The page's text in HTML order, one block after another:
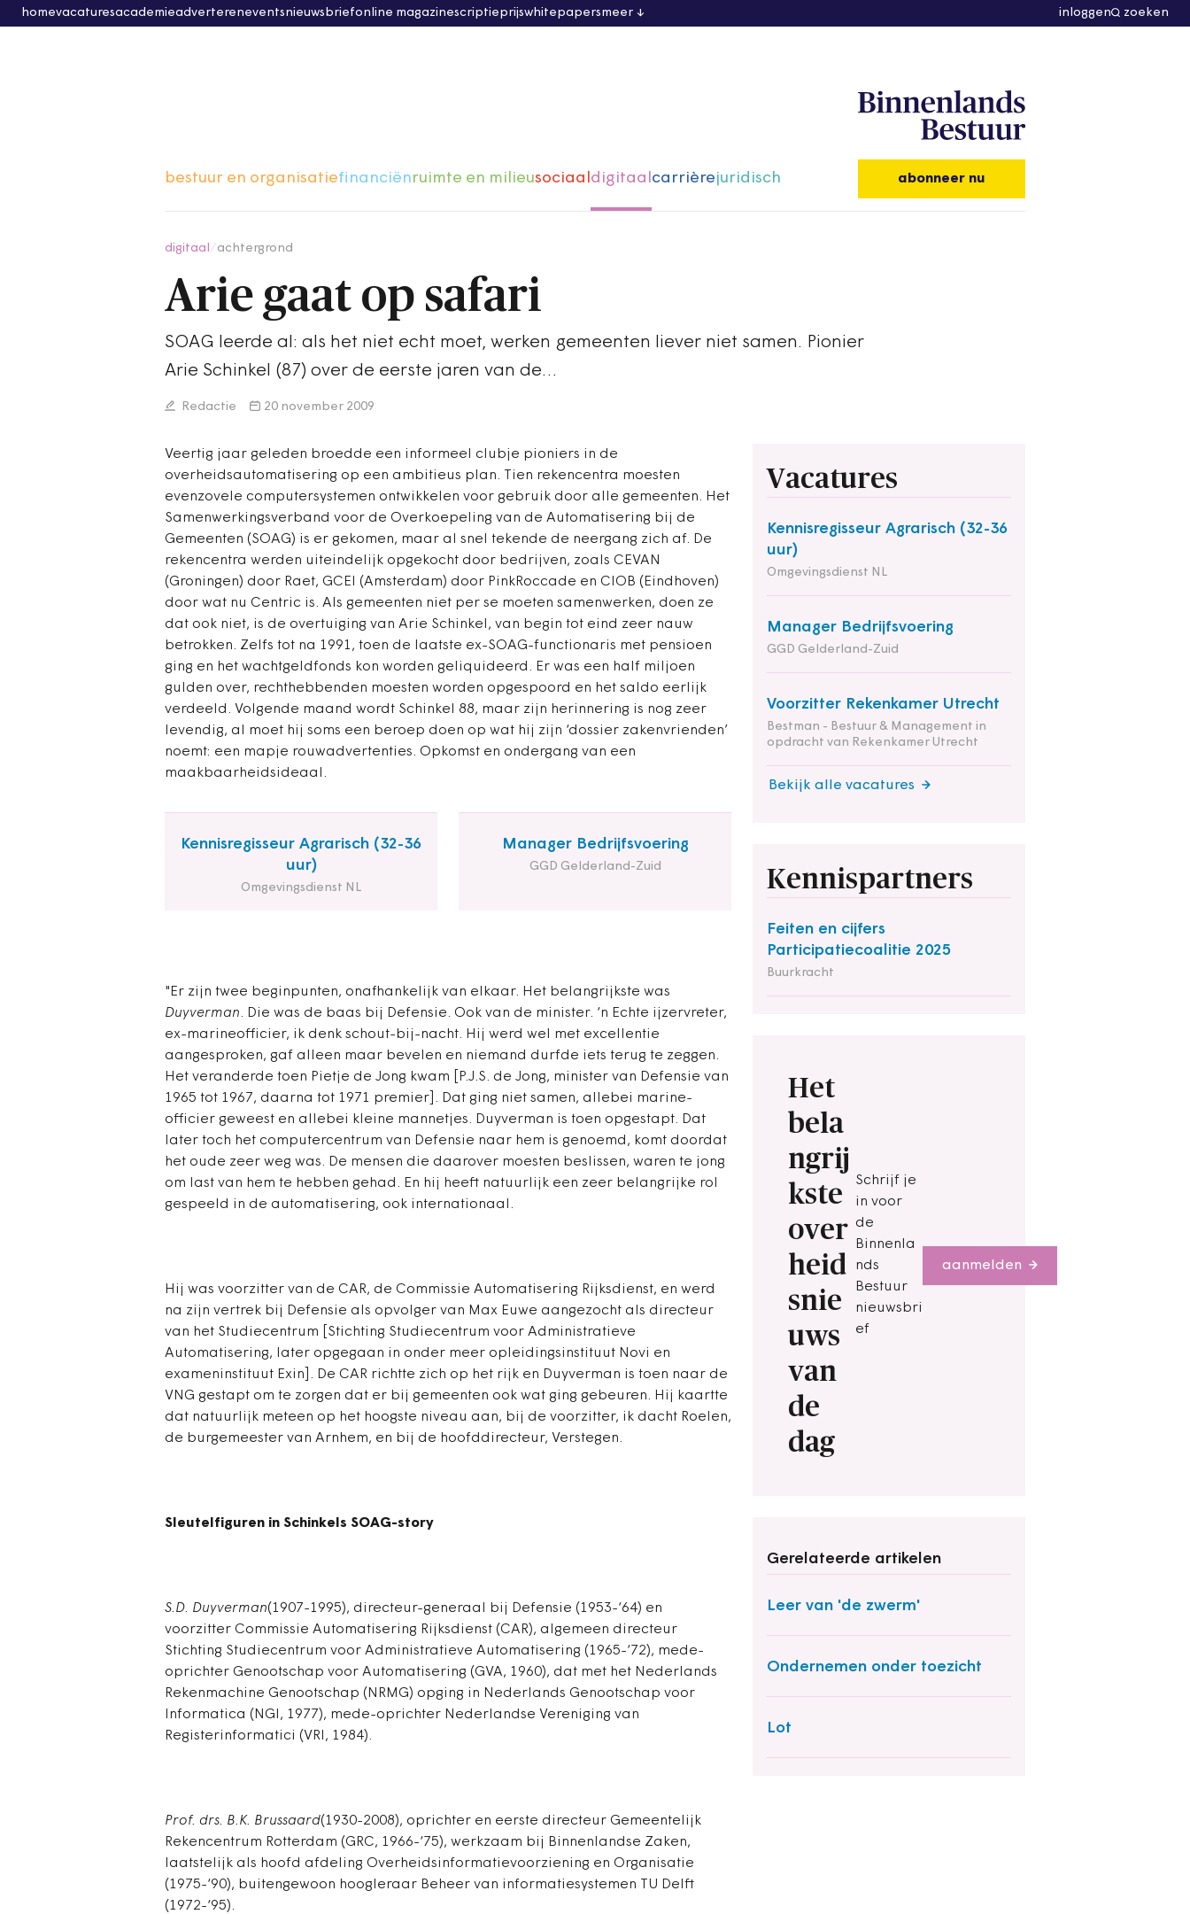
homevacaturesacademieadvertereneventsnieuwsbriefonline magazinescriptieprijswhitepapersmeer inloggen zoeken
bestuur en organisatiefinanciënruimte en milieusociaaldigitaalcarrièrejuridisch abonneer nu
digitaal achtergrond
Arie gaat op safari
SOAG leerde al: als het niet echt moet, werken gemeenten liever niet samen. Pionier
Arie Schinkel (87) over de eerste jaren van de…
Redactie 20 november 2009
Veertig jaar geleden broedde een informeel clubje pioniers in de
overheidsautomatisering op een ambitieus plan. Tien rekencentra moesten
evenzovele computersystemen ontwikkelen voor gebruik door alle gemeenten. Het
Samenwerkingsverband voor de Overkoepeling van de Automatisering bij de
Gemeenten (SOAG) is er gekomen, maar al snel tekende de neergang zich af. De
rekencentra werden uiteindelijk opgekocht door bedrijven, zoals CEVAN
(Groningen) door Raet, GCEI (Amsterdam) door PinkRoccade en CIOB (Eindhoven)
door wat nu Centric is. Als gemeenten niet per se moeten samenwerken, doen ze
dat ook niet, is de overtuiging van Arie Schinkel, van begin tot eind zeer nauw
betrokken. Zelfs tot na 1991, toen de laatste ex-SOAG-functionaris met pensioen
ging en het wachtgeldfonds kon worden geliquideerd. Er was een half miljoen
gulden over, rechthebbenden moesten worden opgespoord en het saldo eerlijk
verdeeld. Volgende maand wordt Schinkel 88, maar zijn herinnering is nog zeer
levendig, al moet hij soms een beroep doen op wat hij zijn ‘dossier zakenvrienden’
noemt: een mapje rouwadvertenties. Opkomst en ondergang van een
maakbaarheidsideaal.
Kennisregisseur Agrarisch (32-36
uur)
Omgevingsdienst NL
Manager Bedrijfsvoering
GGD Gelderland-Zuid
Vacatures
Kennisregisseur Agrarisch (32-36
uur)
Omgevingsdienst NL
Manager Bedrijfsvoering
GGD Gelderland-Zuid
Voorzitter Rekenkamer Utrecht
Bestman - Bestuur & Management in
opdracht van Rekenkamer Utrecht
Bekijk alle vacatures
Kennispartners
Feiten en cijfers
Participatiecoalitie 2025
Buurkracht
Het
bela
ngrij
kste
over
heid
snie
uws
van
de
dag
Schrijf je
in voor
de
Binnenla
nds
Bestuur
nieuwsbri
ef
aanmelden
Gerelateerde artikelen
Leer van 'de zwerm'
Ondernemen onder toezicht
Lot
"Er zijn twee beginpunten, onafhankelijk van elkaar. Het belangrijkste was
Duyverman. Die was de baas bij Defensie. Ook van de minister. ‘n Echte ijzervreter,
ex-marineofficier, ik denk schout-bij-nacht. Hij werd wel met excellentie
aangesproken, gaf alleen maar bevelen en niemand durfde iets terug te zeggen.
Het veranderde toen Pietje de Jong kwam [P.J.S. de Jong, minister van Defensie van
1965 tot 1967, daarna tot 1971 premier]. Dat ging niet samen, allebei marine-
officier geweest en allebei kleine mannetjes. Duyverman is toen opgestapt. Dat
later toch het computercentrum van Defensie naar hem is genoemd, komt doordat
het oude zeer weg was. De mensen die daarover moesten beslissen, waren te jong
om last van hem te hebben gehad. En hij heeft natuurlijk een zeer belangrijke rol
gespeeld in de automatisering, ook internationaal.
Hij was voorzitter van de CAR, de Commissie Automatisering Rijksdienst, en werd
na zijn vertrek bij Defensie als opvolger van Max Euwe aangezocht als directeur
van het Studiecentrum [Stichting Studiecentrum voor Administratieve
Automatisering, later opgegaan in onder meer opleidingsinstituut Novi en
exameninstituut Exin]. De CAR richtte zich op het rijk en Duyverman is toen naar de
VNG gestapt om te zorgen dat er bij gemeenten ook wat ging gebeuren. Hij kaartte
dat natuurlijk meteen op het hoogste niveau aan, bij de voorzitter, ik dacht Roelen,
de burgemeester van Arnhem, en bij de hoofddirecteur, Verstegen.
Sleutelfiguren in Schinkels SOAG-story
S.D. Duyverman(1907-1995), directeur-generaal bij Defensie (1953-‘64) en
voorzitter Commissie Automatisering Rijksdienst (CAR), algemeen directeur
Stichting Studiecentrum voor Administratieve Automatisering (1965-‘72), mede-
oprichter Genootschap voor Automatisering (GVA, 1960), dat met het Nederlands
Rekenmachine Genootschap (NRMG) opging in Nederlands Genootschap voor
Informatica (NGI, 1977), mede-oprichter Nederlandse Vereniging van
Registerinformatici (VRI, 1984).
Prof. drs. B.K. Brussaard(1930-2008), oprichter en eerste directeur Gemeentelijk
Rekencentrum Rotterdam (GRC, 1966-‘75), werkzaam bij Binnenlandse Zaken,
laatstelijk als hoofd afdeling Overheidsinformatievoorziening en Organisatie
(1975-‘90), buitengewoon hoogleraar Beheer van informatiesystemen TU Delft
(1972-‘95).